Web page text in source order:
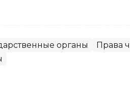
органы
Права